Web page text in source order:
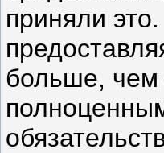
приняли
больше, чем